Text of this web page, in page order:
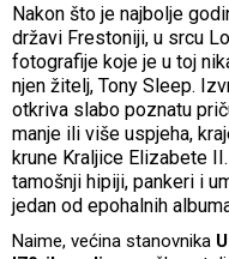
Nakon što je najbolje
državi Frestoniji, u srcu
fotografije koje je u toj
njen žitelj, Tony Sleep.
otkriva slabo poznatu
manje ili više uspjeha,
krune Kraljice Elizabete
tamošnji hipiji, pankeri i
jedan od epohalnih
Naime, većina stanovnika